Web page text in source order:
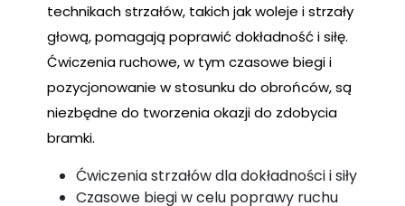
technikach strzałów, takich jak woleje i strzały
głową, pomagają poprawić dokładność i siłę.
Ćwiczenia ruchowe, w tym czasowe biegi i
pozycjonowanie w stosunku do obrońców, są
niezbędne do tworzenia okazji do zdobycia
bramki.
Ćwiczenia strzałów dla dokładności i siły
Czasowe biegi w celu poprawy ruchu